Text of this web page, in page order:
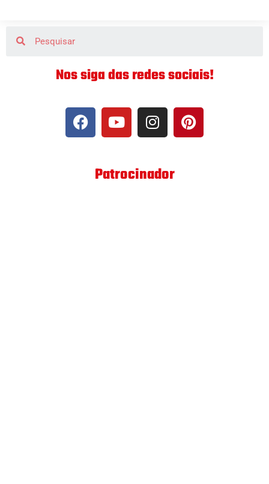
Nos siga das redes sociais!
Patrocinador